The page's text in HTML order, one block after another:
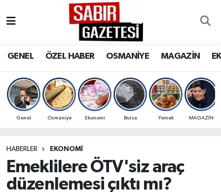
GENEL ÖZEL HABER OSMANİYE MAGAZİN
Genel Osmaniye Ekonomi Bursa Yemek MAGAZİN
HABERLER EKONOMI
Emeklilere ÖTV'siz araç
düzenlemesi çıktı mı?
OSMANİYE
MAGAZİN
SPOR
RESMİ İLANLAR
Osmaniye Nöbetçi Eczaneler
Osmaniye Trafik Yoğunluk Haritası
Süper Lig Puan Durumu ve Fikstür
Son Dakika Haberleri
Haber Arşivi